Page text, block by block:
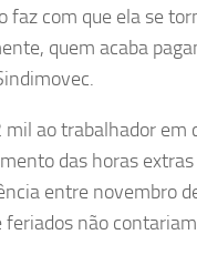
com que ela se
quem acaba
ao trabalhador em
das horas
entre novembro
não